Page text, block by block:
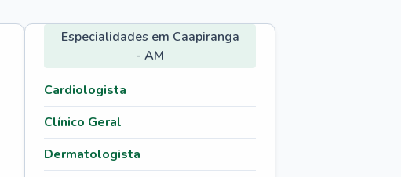
Especialidades em Caapiranga
- AM
Cardiologista
Clínico Geral
Dermatologista